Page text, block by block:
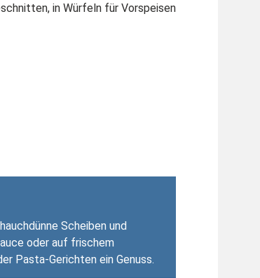
in Würfeln für Vorspeisen
Scheiben und
oder auf frischem
Pasta-Gerichten ein Genuss.